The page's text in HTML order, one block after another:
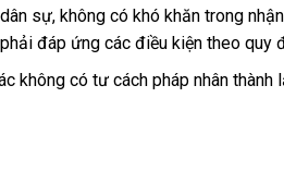
sự, không có khó khăn trong
đáp ứng các điều kiện theo quy
không có tư cách pháp nhân